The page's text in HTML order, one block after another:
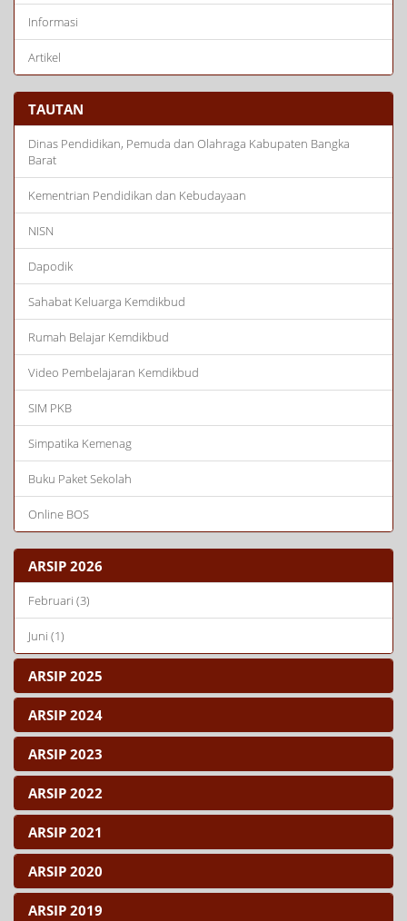
Informasi
Artikel
TAUTAN
Dinas Pendidikan, Pemuda dan Olahraga Kabupaten Bangka
Barat
Kementrian Pendidikan dan Kebudayaan
NISN
Dapodik
Sahabat Keluarga Kemdikbud
Rumah Belajar Kemdikbud
Video Pembelajaran Kemdikbud
SIM PKB
Simpatika Kemenag
Buku Paket Sekolah
Online BOS
ARSIP 2026
Februari (3)
Juni (1)
ARSIP 2025
ARSIP 2024
ARSIP 2023
ARSIP 2022
ARSIP 2021
ARSIP 2020
ARSIP 2019